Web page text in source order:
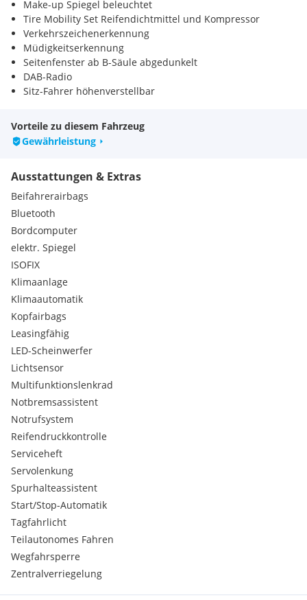
Make-up Spiegel beleuchtet
Tire Mobility Set Reifendichtmittel und Kompressor
Verkehrszeichenerkennung
Müdigkeitserkennung
Seitenfenster ab B-Säule abgedunkelt
DAB-Radio
Sitz-Fahrer höhenverstellbar
Vorteile zu diesem Fahrzeug
Gewährleistung
Ausstattungen & Extras
Beifahrerairbags
Bluetooth
Bordcomputer
elektr. Spiegel
ISOFIX
Klimaanlage
Klimaautomatik
Kopfairbags
Leasingfähig
LED-Scheinwerfer
Lichtsensor
Multifunktionslenkrad
Notbremsassistent
Notrufsystem
Reifendruckkontrolle
Serviceheft
Servolenkung
Spurhalteassistent
Start/Stop-Automatik
Tagfahrlicht
Teilautonomes Fahren
Wegfahrsperre
Zentralverriegelung